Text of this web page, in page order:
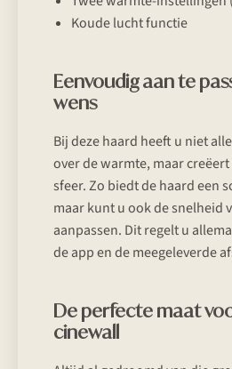
Koude lucht functie
Eenvoudig aan te
wens
Bij deze haard heeft u niet
over de warmte, maar
sfeer. Zo biedt de haard een
maar kunt u ook de snelheid
aanpassen. Dit regelt u
de app en de meegeleverde
De perfecte maat
cinewall